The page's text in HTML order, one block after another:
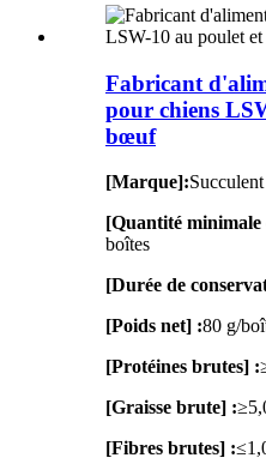
Fabricant
pour chiens
bœuf
[Marque]:Succulent
[Quantité minimale
boîtes
[Durée de
[Poids net] :80 g/
[Protéines brutes] :
[Graisse brute] :
[Fibres brutes] :